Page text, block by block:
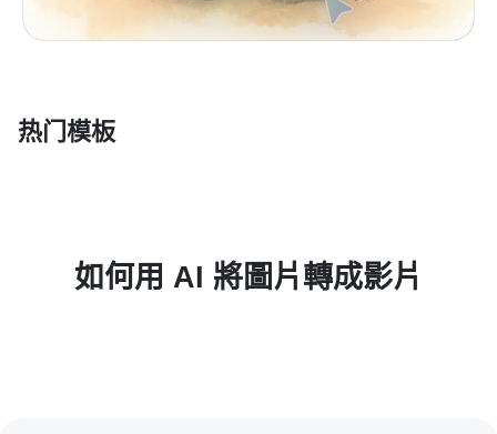
热门模板
如何用 AI 將圖片轉成影片